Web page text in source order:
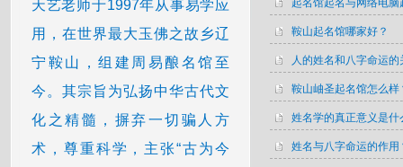
天艺老师于1997年从事易学应
用，在世界最大玉佛之故乡辽
宁鞍山，组建周易酿名馆至
今。其宗旨为弘扬中华古代文
化之精髓，摒弃一切骗人方
术，尊重科学，主张“古为今
起名馆起名与网络电脑
鞍山起名馆哪家好？
人的姓名和八字命运
鞍山岫圣起名馆怎么样
姓名学的真正意义是什
姓名与八字命运的作